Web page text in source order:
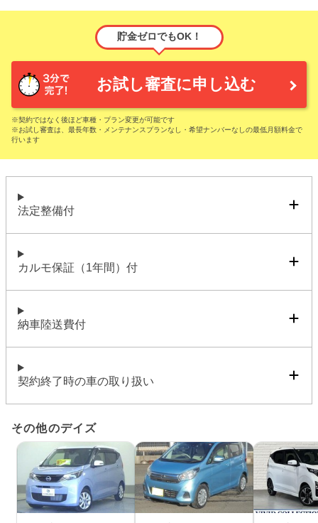
貯金ゼロでもOK！
お試し審査に申し込む
※契約ではなく後ほど車種・プラン変更が可能です
※お試し審査は、最長年数・メンテナンスプランなし・希望ナンバーなしの最低月額料金で
行います
法定整備付
カルモ保証（1年間）付
納車陸送費付
契約終了時の車の取り扱い
その他のデイズ